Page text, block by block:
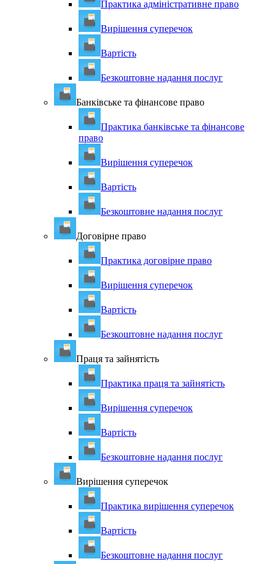
Практика адміністративне право
Вирішення суперечок
Вартість
Безкоштовне надання послуг
Банківське та фінансове право
Практика банківське та фінансове
право
Вирішення суперечок
Вартість
Безкоштовне надання послуг
Договірне право
Практика договірне право
Вирішення суперечок
Вартість
Безкоштовне надання послуг
Праця та зайнятість
Практика праця та зайнятість
Вирішення суперечок
Вартість
Безкоштовне надання послуг
Вирішення суперечок
Практика вирішення суперечок
Вартість
Безкоштовне надання послуг